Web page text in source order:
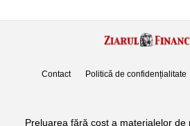
Contact Politică de confidențialitate
Preluarea fără cost a materialelor de